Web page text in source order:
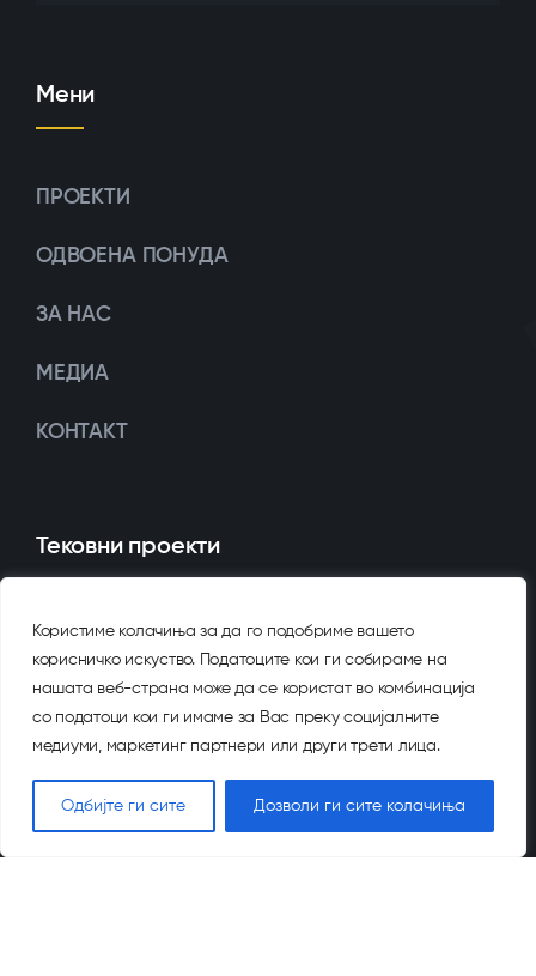
Користиме колачиња за да го подобриме вашето
корисничко искуство. Податоците кои ги собираме на
нашата веб-страна може да се користат во комбинација
со податоци кои ги имаме за Вас преку социјалните
медиуми, маркетинг партнери или други трети лица.
Одбијте ги сите Дозволи ги сите колачиња
Мени
ПРОЕКТИ
ОДВОЕНА ПОНУДА
ЗА НАС
МЕДИА
КОНТАКТ
Тековни проекти
Каредо, Карпош
PARK, Охрид